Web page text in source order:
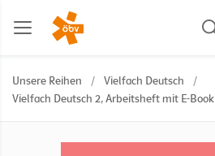
Unsere Reihen / Vielfach Deutsch
/
Vielfach Deutsch 2, Arbeitsheft mit E-Book